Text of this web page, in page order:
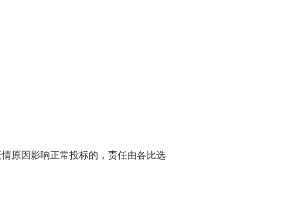
原因影响正常投标的，责任由各比选